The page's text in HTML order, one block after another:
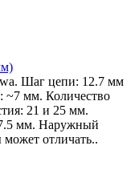
Шаг цепи: 12.7 мм
~7 мм. Количество
21 и 25 мм.
мм. Наружный
отличать..